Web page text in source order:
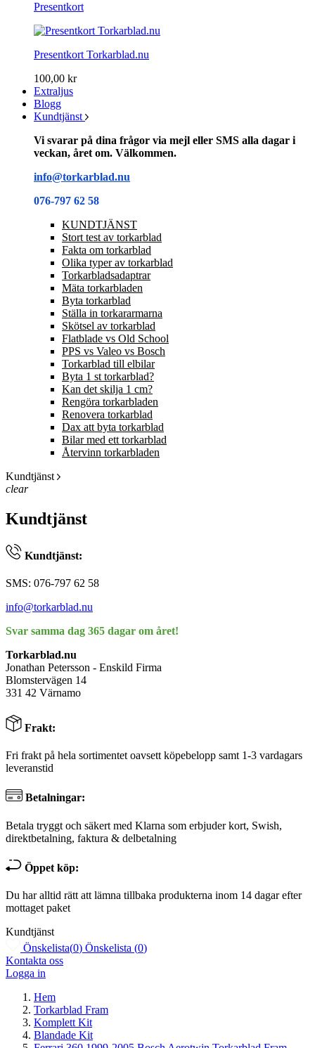
Presentkort
Presentkort Torkarblad.nu
100,00 kr
Extraljus
Blogg
Kundtjänst
Vi svarar på dina frågor via mejl eller SMS alla dagar i
veckan, året om. Välkommen.
info@torkarblad.nu
076-797 62 58
KUNDTJÄNST
Stort test av torkarblad
Fakta om torkarblad
Olika typer av torkarblad
Torkarbladsadaptrar
Mäta torkarbladen
Byta torkarblad
Ställa in torkararmarna
Skötsel av torkarblad
Flatblade vs Old School
PPS vs Valeo vs Bosch
Torkarblad till elbilar
Byta 1 st torkarblad?
Kan det skilja 1 cm?
Rengöra torkarbladen
Renovera torkarblad
Dax att byta torkarblad
Bilar med ett torkarblad
Återvinn torkarbladen
Kundtjänst
clear
Kundtjänst
Kundtjänst:
SMS: 076-797 62 58
info@torkarblad.nu
Svar samma dag 365 dagar om året!
Torkarblad.nu
Jonathan Petersson - Enskild Firma
Blomstervägen 14
331 42 Värnamo
Frakt:
Fri frakt på hela sortimentet oavsett köpebelopp samt 1-3 vardagars
leveranstid
Betalningar:
Betala tryggt och säkert med Klarna som erbjuder kort, Swish,
direktbetalning, faktura & delbetalning
Öppet köp:
Du har alltid rätt att lämna tillbaka produkterna inom 14 dagar efter
mottaget paket
Kundtjänst
Önskelista(0) Önskelista (0)
Kontakta oss
Logga in
Hem
Torkarblad Fram
Komplett Kit
Blandade Kit